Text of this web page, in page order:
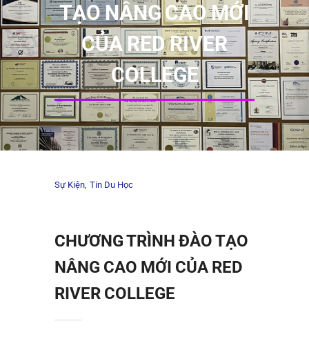
TẠO NÂNG CAO MỚI
CỦA RED RIVER
COLLEGE
Sự Kiện Tin Du Học
CHƯƠNG TRÌNH ĐÀO TẠO
NÂNG CAO MỚI CỦA RED
RIVER COLLEGE